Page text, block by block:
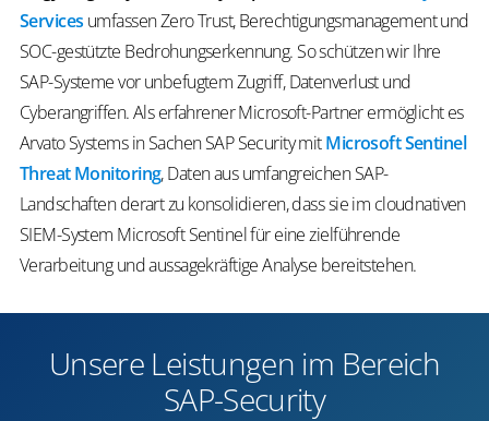
Services umfassen Zero Trust, Berechtigungsmanagement und
SOC-gestützte Bedrohungserkennung. So schützen wir Ihre
SAP-Systeme vor unbefugtem Zugriff, Datenverlust und
Cyberangriffen. Als erfahrener Microsoft-Partner ermöglicht es
Arvato Systems in Sachen SAP Security mitMicrosoft Sentinel
Threat Monitoring, Daten aus umfangreichen SAP-
Landschaften derart zu konsolidieren, dass sie im cloudnativen
SIEM-System Microsoft Sentinel für eine zielführende
Verarbeitung und aussagekräftige Analyse bereitstehen.
Unsere Leistungen im Bereich
SAP-Security